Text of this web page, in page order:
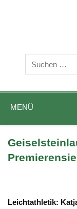
DIE
MENÜ
Leichtathletik: